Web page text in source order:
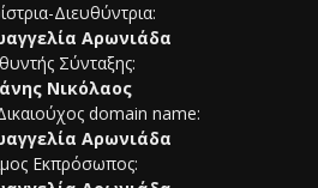
Διευθύντρια:
Αρωνιάδα
Σύνταξης:
Νικόλαος
domain name:
Αρωνιάδα
Εκπρόσωπος: